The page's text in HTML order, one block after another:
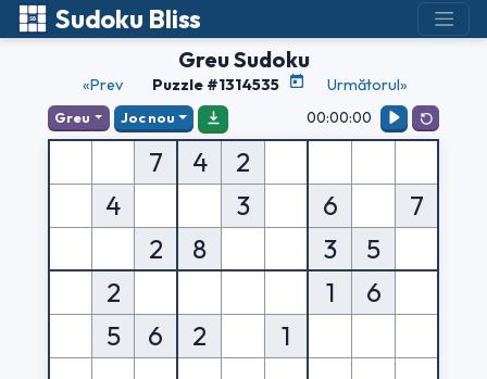
Sudoku Bliss
Greu Sudoku
«Prev Puzzle #1314535 Următorul»
Greu Joc nou 00:00:00
7 4
2
4
3 6
7
2
8 3
5
2
1
6
5
6 2 1